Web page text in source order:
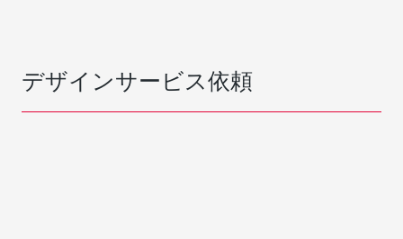
デザインサービス依頼